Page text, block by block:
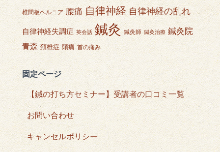
椎間板ヘルニア 腰痛 自律神経 自律神経の乱れ
自律神経失調症 英会話 鍼灸 鍼灸師 鍼灸治療 鍼灸院
青森 頚椎症 頭痛 首の痛み
固定ページ
【鍼の打ち方セミナー】受講者の口コミ一覧
お問い合わせ
キャンセルポリシー